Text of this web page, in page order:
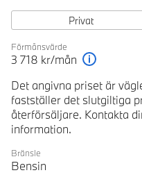
Privat
Förmånsvärde
3 718 kr/mån
Det angivna priset är
fastställer det slutgiltiga
återförsäljare. Kontakta
information.
Bränsle
Bensin